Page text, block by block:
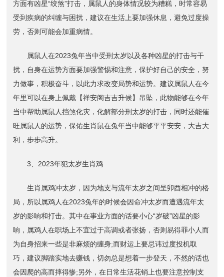
方面有凶星“绞煞”打击，属鼠人的身体情况较为糟糕，时常容易
受到疾病的纠缠与困扰，建议在生活上要加强休息，避免过度操
劳，否则可能会加重病情。
属鼠人在2023兔年当中受刑太岁以及各种凶星的打击与干
扰，自身在运势方面要加强警惕和注意，保护好自己的安全，努
力做事，积极奋斗，以此力求改变局势和运势。建议属鼠人在今
年里可以在身上佩戴【祥安阁吉吉升候】吊坠，此物能够在今年
当中帮助属鼠人挡煞化灾，化解部分刑太岁的打击，同时还能催
旺属鼠人的运势，保佑生肖鼠在兔年当中能够平平安安，大吉大
利，步步高升。
3、2023年犯太岁生肖鸡
生肖属鸡冲太岁，因为地支与流年太岁之间呈卯酉相冲的格
局，所以属鸡人在2023兔年的时候会因命冲太岁而遭遇流年太
岁的影响和打击。其中在事业方面的话要小心“岁破”凶星的影
响，属鸡人在职场上不宜过于高调或者张扬，否则易得罪小人而
为自身招来一些是非麻烦的缠身;而财运上要忌讳过度投机取
巧，建议脚踏实地去赚钱，切勿总是想着一步登天，不然的话也
会因爬的高而摔得惨;另外，在日常生活花销上也要注意控制支